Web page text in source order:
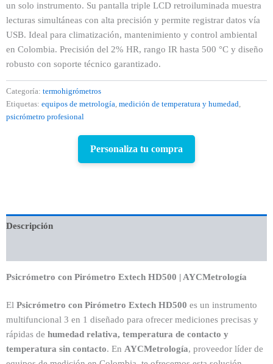
un solo instrumento. Su pantalla triple LCD retroiluminada muestra
lecturas simultáneas con alta precisión y permite registrar datos vía
USB. Ideal para climatización, mantenimiento y control ambiental
en Colombia. Precisión del 2% HR, rango IR hasta 500 °C y diseño
robusto con soporte técnico garantizado.
Categoría: termohigrómetros
Etiquetas: equipos de metrología, medición de temperatura y humedad,
psicrómetro profesional
Personaliza tu compra
Descripción
Psicrómetro con Pirómetro Extech HD500 | AYCMetrología
El Psicrómetro con Pirómetro Extech HD500 es un instrumento
multifuncional 3 en 1 diseñado para ofrecer mediciones precisas y
rápidas de humedad relativa, temperatura de contacto y
temperatura sin contacto. En AYCMetrología, proveedor líder de